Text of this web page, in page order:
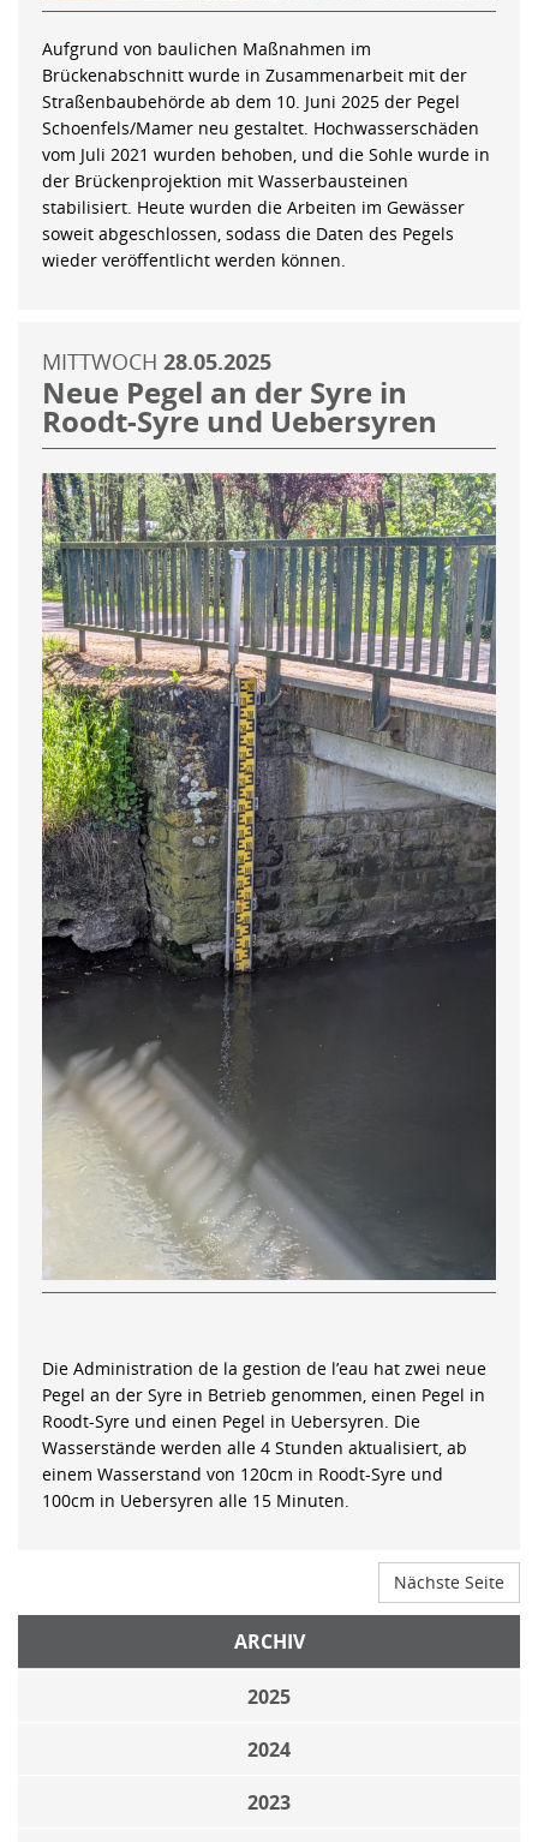
Aufgrund von baulichen Maßnahmen im
Brückenabschnitt wurde in Zusammenarbeit mit der
Straßenbaubehörde ab dem 10. Juni 2025 der Pegel
Schoenfels/Mamer neu gestaltet. Hochwasserschäden
vom Juli 2021 wurden behoben, und die Sohle wurde in
der Brückenprojektion mit Wasserbausteinen
stabilisiert. Heute wurden die Arbeiten im Gewässer
soweit abgeschlossen, sodass die Daten des Pegels
wieder veröffentlicht werden können.
MITTWOCH 28.05.2025
Neue Pegel an der Syre in
Roodt-Syre und Uebersyren
Die Administration de la gestion de l’eau hat zwei neue
Pegel an der Syre in Betrieb genommen, einen Pegel in
Roodt-Syre und einen Pegel in Uebersyren. Die
Wasserstände werden alle 4 Stunden aktualisiert, ab
einem Wasserstand von 120cm in Roodt-Syre und
100cm in Uebersyren alle 15 Minuten.
Nächste Seite
ARCHIV
2025
2024
2023